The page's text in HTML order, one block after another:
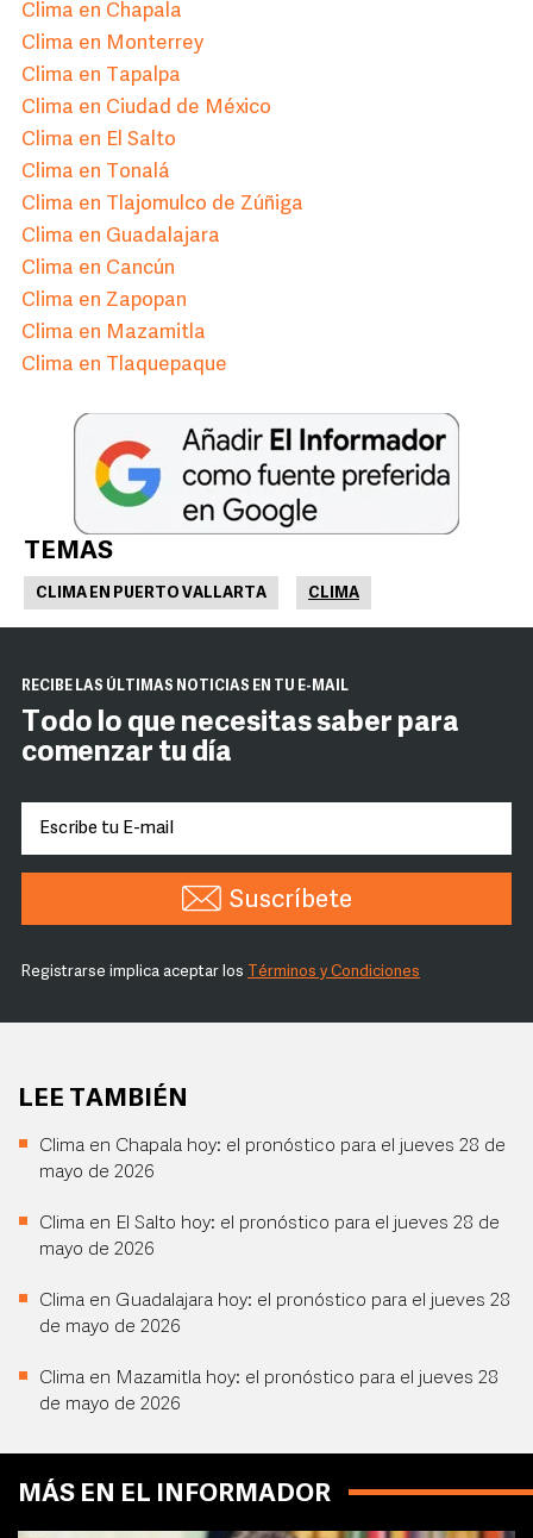
Clima en Chapala
Clima en Monterrey
Clima en Tapalpa
Clima en Ciudad de México
Clima en El Salto
Clima en Tonalá
Clima en Tlajomulco de Zúñiga
Clima en Guadalajara
Clima en Cancún
Clima en Zapopan
Clima en Mazamitla
Clima en Tlaquepaque
TEMAS
CLIMA EN PUERTO VALLARTA CLIMA
RECIBE LAS ÚLTIMAS NOTICIAS EN TU E-MAIL
Todo lo que necesitas saber para
comenzar tu día
Suscríbete
Registrarse implica aceptar los Términos y Condiciones
LEE TAMBIÉN
Clima en Chapala hoy: el pronóstico para el jueves 28 de
mayo de 2026
Clima en El Salto hoy: el pronóstico para el jueves 28 de
mayo de 2026
Clima en Guadalajara hoy: el pronóstico para el jueves 28
de mayo de 2026
Clima en Mazamitla hoy: el pronóstico para el jueves 28
de mayo de 2026
MÁS EN EL INFORMADOR